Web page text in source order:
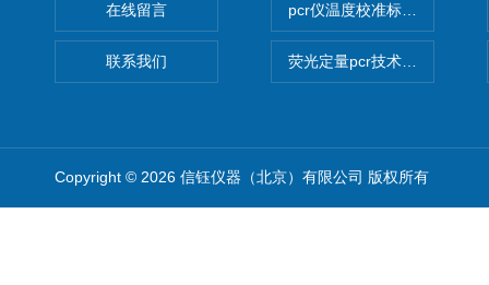
在线留言
联系我们
pcr仪温度校准标定设备
荧光定量pcr技术定制化服务
Copyright © 2026 信钰仪器（北京）有限公司 版权所有